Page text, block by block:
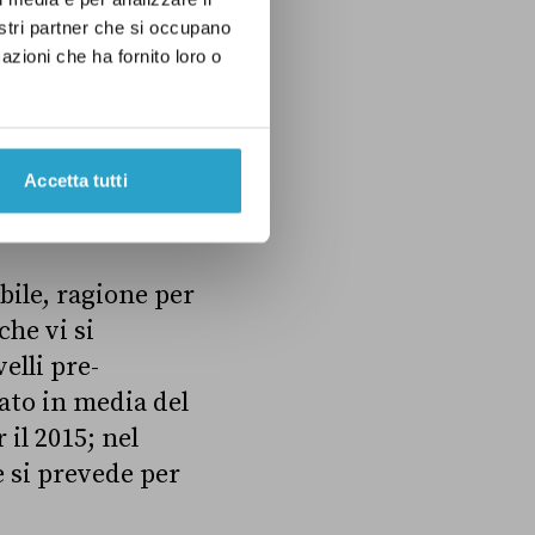
partner che si occupano
che ha fornito loro o
Accetta tutti
bene dal
è che si tratta
territori, da
ragione per
vi si
pre-
in media del
il 2015; nel
si prevede per